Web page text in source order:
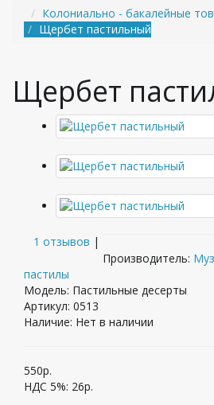
Колониально - бакалейные
Щербет пастильный
Щербет
1 отзывов |
Производитель:
пастилы
Модель: Пастильные десерты
Артикул: 0513
Наличие: Нет в наличии
550р.
НДС 5%: 26р.